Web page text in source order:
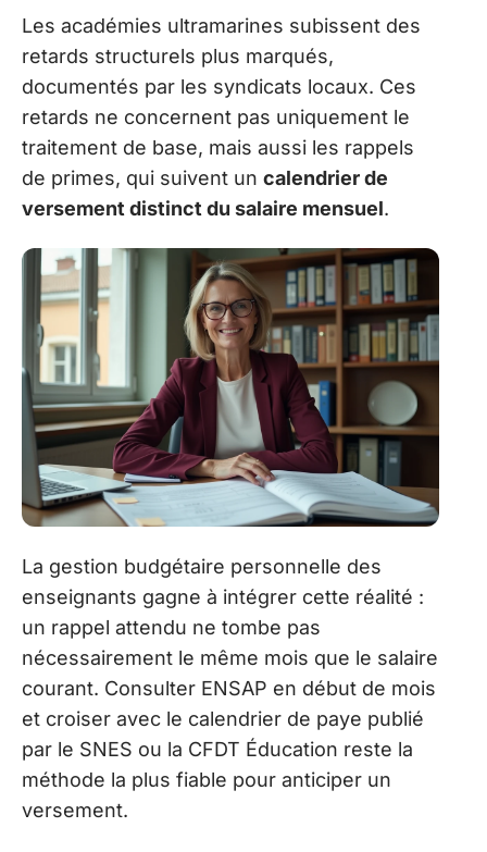
Les académies ultramarines subissent des
retards structurels plus marqués,
documentés par les syndicats locaux. Ces
retards ne concernent pas uniquement le
traitement de base, mais aussi les rappels
de primes, qui suivent un calendrier de
versement distinct du salaire mensuel.
La gestion budgétaire personnelle des
enseignants gagne à intégrer cette réalité :
un rappel attendu ne tombe pas
nécessairement le même mois que le salaire
courant. Consulter ENSAP en début de mois
et croiser avec le calendrier de paye publié
par le SNES ou la CFDT Éducation reste la
méthode la plus fiable pour anticiper un
versement.